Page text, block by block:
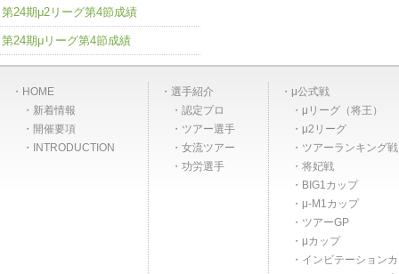
第24期μ2リーグ第4節成績
第24期μリーグ第4節成績
HOME
新着情報
開催要項
INTRODUCTION
選手紹介
認定プロ
ツアー選手
女流ツアー
功労選手
μ公式戦
μリーグ（将王）
μ2リーグ
ツアーランキング
将妃戦
BIG1カップ
μ-M1カップ
ツアーGP
μカップ
インビテーション